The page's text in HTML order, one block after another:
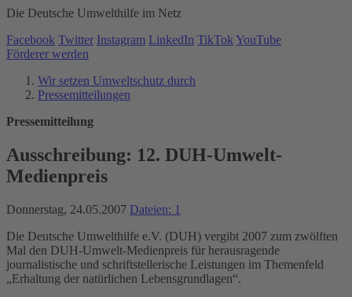
Die Deutsche Umwelthilfe im Netz
Facebook Twitter Instagram LinkedIn TikTok YouTube
Förderer werden
Wir setzen Umweltschutz durch
Pressemitteilungen
Pressemitteilung
Ausschreibung: 12. DUH-Umwelt-
Medienpreis
Donnerstag, 24.05.2007 Dateien: 1
Die Deutsche Umwelthilfe e.V. (DUH) vergibt 2007 zum zwölften
Mal den DUH-Umwelt-Medienpreis für herausragende
journalistische und schriftstellerische Leistungen im Themenfeld
„Erhaltung der natürlichen Lebensgrundlagen“.